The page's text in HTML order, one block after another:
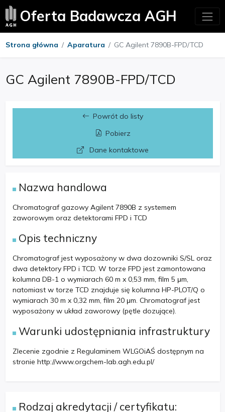
Oferta Badawcza AGH
Strona główna Aparatura GC Agilent 7890B-FPD/TCD
GC Agilent 7890B-FPD/TCD
Powrót do listy
Pobierz
Dane kontaktowe
Nazwa handlowa
Chromatograf gazowy Agilent 7890B z systemem
zaworowym oraz detektorami FPD i TCD
Opis techniczny
Chromatograf jest wyposażony w dwa dozowniki S/SL oraz
dwa detektory FPD i TCD. W torze FPD jest zamontowana
kolumna DB-1 o wymiarach 60 m x 0,53 mm, film 5 μm,
natomiast w torze TCD znajduje się kolumna HP-PLOT/Q o
wymiarach 30 m x 0,32 mm, film 20 μm. Chromatograf jest
wyposażony w układ zaworowy (pętle dozujące).
Warunki udostępniania infrastruktury
Zlecenie zgodnie z Regulaminem WLGOiAŚ dostępnym na
stronie http://www.orgchem-lab.agh.edu.pl/
Rodzaj akredytacji / certyfikatu: